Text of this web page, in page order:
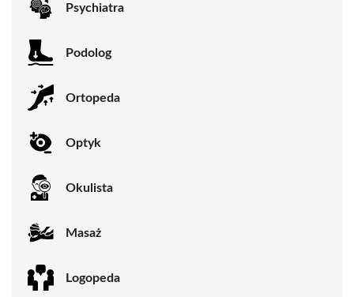
Psychiatra
Podolog
Ortopeda
Optyk
Okulista
Masaż
Logopeda